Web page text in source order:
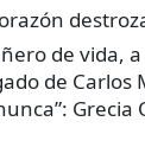
de vida,
de Carlos
Grecia